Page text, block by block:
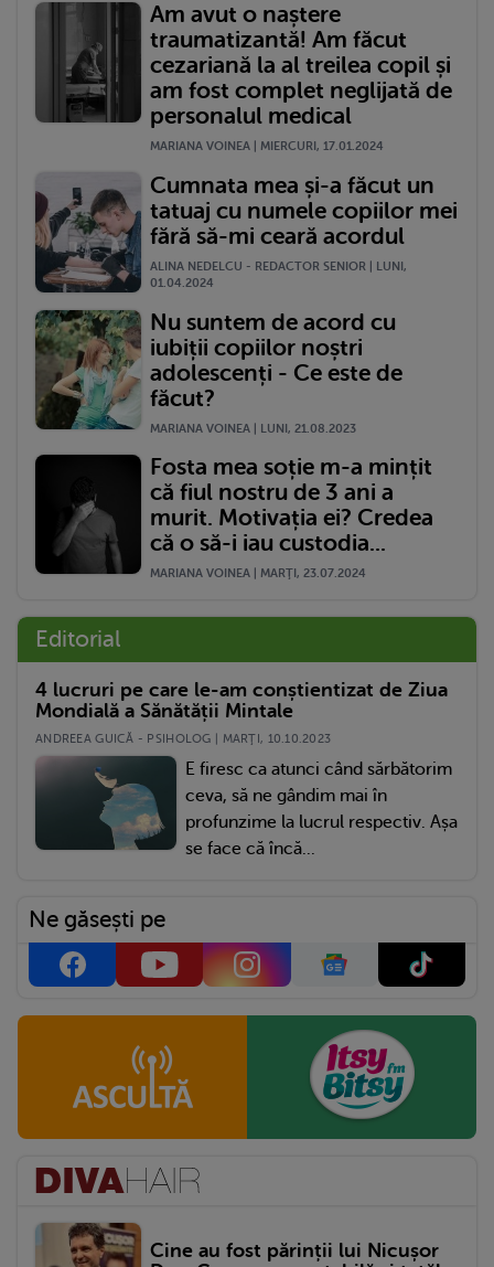
Am avut o naștere
traumatizantă! Am făcut
cezariană la al treilea copil și
am fost complet neglijată de
personalul medical
MARIANA VOINEA | MIERCURI, 17.01.2024
Cumnata mea și-a făcut un
tatuaj cu numele copiilor mei
fără să-mi ceară acordul
ALINA NEDELCU - REDACTOR SENIOR | LUNI,
01.04.2024
Nu suntem de acord cu
iubiții copiilor noștri
adolescenți - Ce este de
făcut?
MARIANA VOINEA | LUNI, 21.08.2023
Fosta mea soție m-a mințit
că fiul nostru de 3 ani a
murit. Motivația ei? Credea
că o să-i iau custodia...
MARIANA VOINEA | MARŢI, 23.07.2024
Editorial
4 lucruri pe care le-am conștientizat de Ziua
Mondială a Sănătății Mintale
ANDREEA GUICĂ - PSIHOLOG | MARŢI, 10.10.2023
E firesc ca atunci când sărbătorim
ceva, să ne gândim mai în
profunzime la lucrul respectiv. Așa
se face că încă...
Ne găsești pe
Cine au fost părinții lui Nicușor